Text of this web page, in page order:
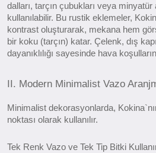
dalları, tarçın çubukları veya minyatür
kullanılabilir. Bu rustik eklemeler,
kontrast oluşturarak, mekana hem
bir koku (tarçın) katar. Çelenk, dış
dayanıklılığı sayesinde hava
II. Modern Minimalist Vazo
Minimalist dekorasyonlarda,
noktası olarak kullanılır.
Tek Renk Vazo ve Tek Tip Bitki